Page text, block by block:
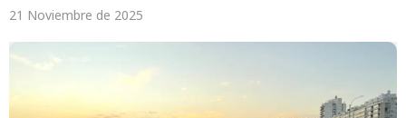
21 Noviembre de 2025